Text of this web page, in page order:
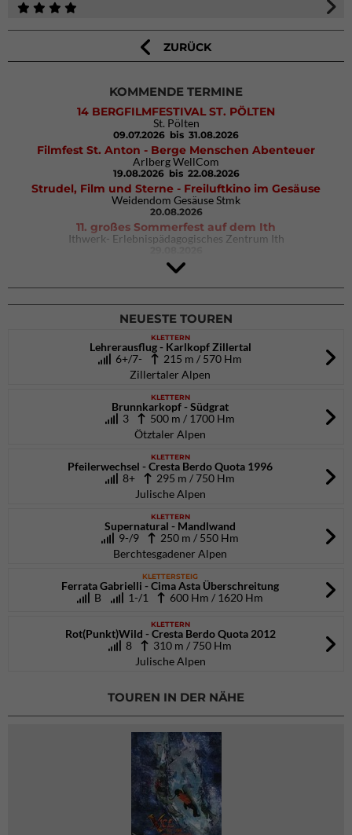
ZURÜCK
KOMMENDE TERMINE
14 BERGFILMFESTIVAL ST. PÖLTEN
St. Pölten
09.07.2026 bis 31.08.2026
Filmfest St. Anton - Berge Menschen Abenteuer
Arlberg WellCom
19.08.2026 bis 22.08.2026
Strudel, Film und Sterne - Freiluftkino im Gesäuse
Weidendom Gesäuse Stmk
20.08.2026
11. großes Sommerfest auf dem Ith
Ithwerk- Erlebnispädagogisches Zentrum Ith
4Blocs KIDS 2026
DAV Kletter- & Boulderzentrum München Süd (Thalkirchen)
26.09.2026
NEUESTE TOUREN
KLETTERN
Lehrerausflug - Karlkopf Zillertal
6+/7-
215 m / 570 Hm
Zillertaler Alpen
KLETTERN
Brunnkarkopf - Südgrat
3
500 m / 1700 Hm
Ötztaler Alpen
KLETTERN
Pfeilerwechsel - Cresta Berdo Quota 1996
8+
295 m / 750 Hm
Julische Alpen
KLETTERN
Supernatural - Mandlwand
9-/9
250 m / 550 Hm
Berchtesgadener Alpen
KLETTERSTEIG
Ferrata Gabrielli - Cima Asta Überschreitung
B
1-/1 600 Hm / 1620 Hm
KLETTERN
Rot(Punkt)Wild - Cresta Berdo Quota 2012
8
310 m / 750 Hm
Julische Alpen
TOUREN IN DER NÄHE